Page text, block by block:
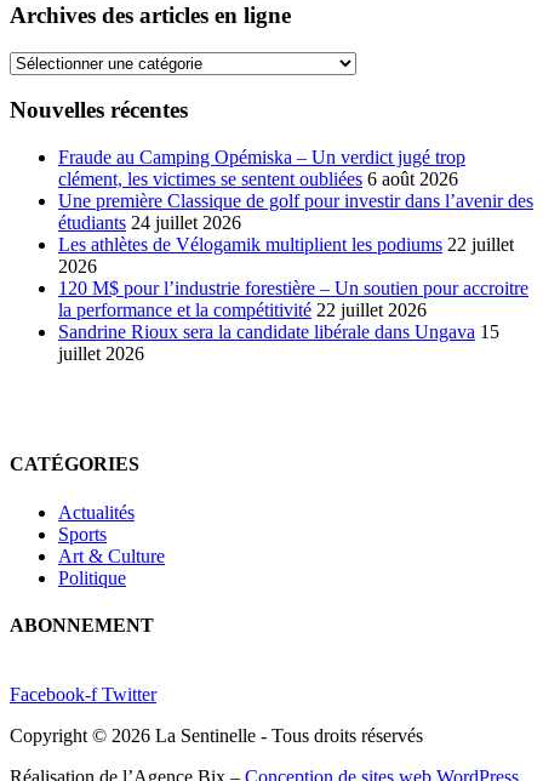
Archives des articles en ligne
Archives
articles
Nouvelles récentes
Fraude au Camping Opémiska – Un verdict jugé trop
clément, les victimes se sentent oubliées 6 août 2026
Une première Classique de golf pour investir dans l’avenir des
étudiants 24 juillet 2026
Les athlètes de Vélogamik multiplient les podiums 22 juillet
2026
120 M$ pour l’industrie forestière – Un soutien pour accroitre
la performance et la compétitivité 22 juillet 2026
Sandrine Rioux sera la candidate libérale dans Ungava 15
juillet 2026
CATÉGORIES
Actualités
Sports
Art & Culture
Politique
ABONNEMENT
Facebook-f Twitter
Copyright © 2026 La Sentinelle - Tous droits réservés